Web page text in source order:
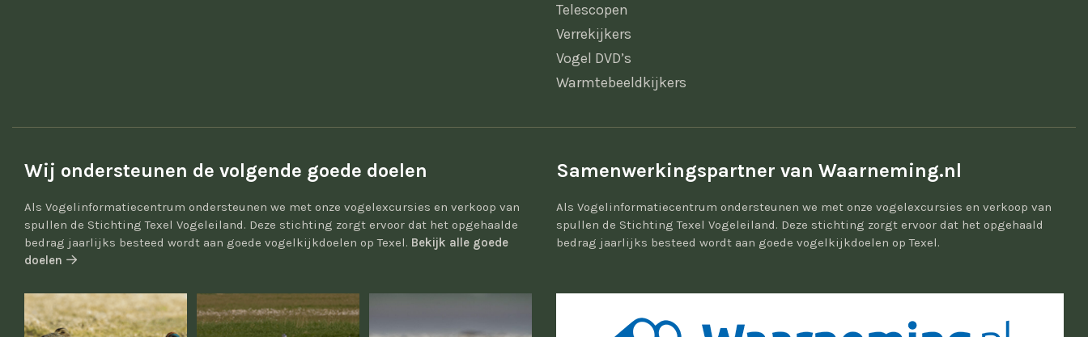
Telescopen
Verrekijkers
Vogel DVD’s
Warmtebeeldkijkers
Wij ondersteunen de volgende goede doelen
Als Vogelinformatiecentrum ondersteunen we met onze vogelexcursies en verkoop van
spullen de Stichting Texel Vogeleiland. Deze stichting zorgt ervoor dat het opgehaalde
bedrag jaarlijks besteed wordt aan goede vogelkijkdoelen op Texel. Bekijk alle goede
doelen
Samenwerkingspartner van Waarneming.nl
Als Vogelinformatiecentrum ondersteunen we met onze vogelexcursies en verkoop van
spullen de Stichting Texel Vogeleiland. Deze stichting zorgt ervoor dat het opgehaald
bedrag jaarlijks besteed wordt aan goede vogelkijkdoelen op Texel.